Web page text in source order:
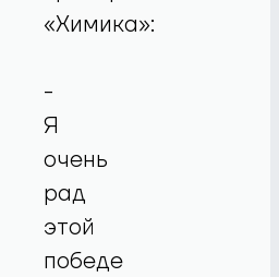
«Химика»:
-
Я
очень
рад
этой
победе